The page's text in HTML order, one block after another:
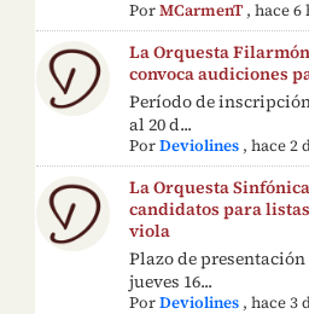
PorMCarmenT,hace 6
La Orquesta
convoca audiciones
Período de
al 20 d...
PorDeviolines ,hace 2
La Orquesta
candidatos para
viola
Plazo de
jueves 16...
PorDeviolines ,hace 3